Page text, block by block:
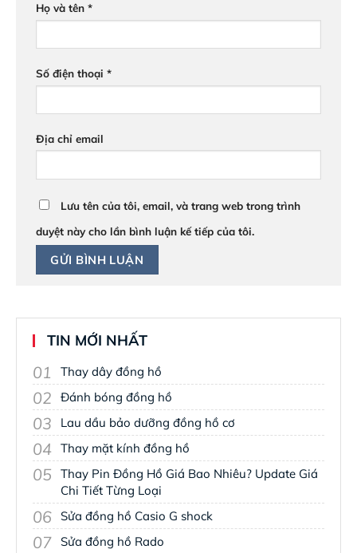
Họ và tên *
Số điện thoại *
Địa chỉ email
Lưu tên của tôi, email, và trang web trong trình
duyệt này cho lần bình luận kế tiếp của tôi.
TIN MỚI NHẤT
01 Thay dây đồng hồ
02 Đánh bóng đồng hồ
03 Lau dầu bảo dưỡng đồng hồ cơ
04 Thay mặt kính đồng hồ
05
Thay Pin Đồng Hồ Giá Bao Nhiêu? Update Giá
Chi Tiết Từng Loại
06 Sửa đồng hồ Casio G shock
07 Sửa đồng hồ Rado